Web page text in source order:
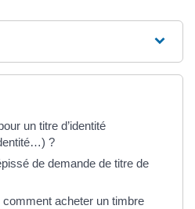
un titre d’identité
?
de demande de titre de
acheter un timbre